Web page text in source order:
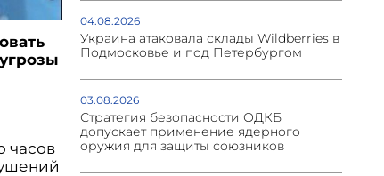
часов
04.08.2026
Украина атаковала склады Wildberries в
Подмосковье и под Петербургом
03.08.2026
Стратегия безопасности ОДКБ
допускает применение ядерного
оружия для защиты союзников